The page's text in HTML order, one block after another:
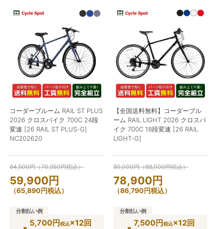
コーダーブルーム RAIL ST PLUS
2026 クロスバイク 700C 24段
変速 [26 RAIL ST PLUS-G]
NC202620
64,500円（70,950円税込）
59,900円
（65,890円税込）
分割払い例
5,700円税込×12回
【全国送料無料】コーダーブル
ーム RAIL LIGHT 2026 クロスバ
イク 700C 18段変速 [26 RAIL
LIGHT-G]
80,000円（88,000円税込）
78,900円
（86,790円税込）
分割払い例
7,500円税込×12回